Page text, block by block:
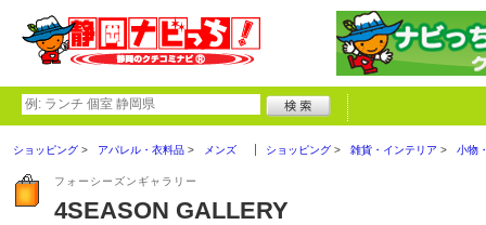
ショッピング アパレル・衣料品 メンズ ショッピング 雑貨・インテリア 小物
フォーシーズンギャラリー
4SEASON GALLERY